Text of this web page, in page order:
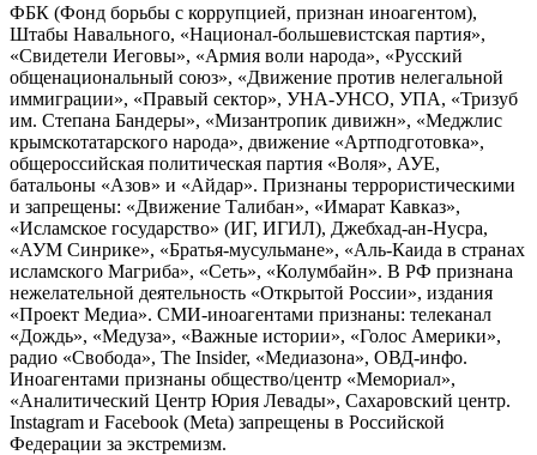
ФБК (Фонд борьбы с коррупцией, признан иноагентом),
Штабы Навального, «Национал-большевистская партия»,
«Свидетели Иеговы», «Армия воли народа», «Русский
общенациональный союз», «Движение против нелегальной
иммиграции», «Правый сектор», УНА-УНСО, УПА, «Тризуб
им. Степана Бандеры», «Мизантропик дивижн», «Меджлис
крымскотатарского народа», движение «Артподготовка»,
общероссийская политическая партия «Воля», АУЕ,
батальоны «Азов» и «Айдар». Признаны террористическими
и запрещены: «Движение Талибан», «Имарат Кавказ»,
«Исламское государство» (ИГ, ИГИЛ), Джебхад-ан-Нусра,
«АУМ Синрике», «Братья-мусульмане», «Аль-Каида в странах
исламского Магриба», «Сеть», «Колумбайн». В РФ признана
нежелательной деятельность «Открытой России», издания
«Проект Медиа». СМИ-иноагентами признаны: телеканал
«Дождь», «Медуза», «Важные истории», «Голос Америки»,
радио «Свобода», The Insider, «Медиазона», ОВД-инфо.
Иноагентами признаны общество/центр «Мемориал»,
«Аналитический Центр Юрия Левады», Сахаровский центр.
Instagram и Facebook (Metа) запрещены в Российской
Федерации за экстремизм.